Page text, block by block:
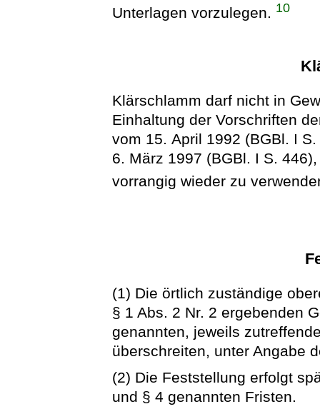
Unterlagen vorzulegen. 10
Klärschlamm darf nicht in
Einhaltung der Vorschriften
vom 15. April 1992 (BGBl. I
6. März 1997 (BGBl. I S.
vorrangig wieder zu
(1) Die örtlich zuständige
§ 1 Abs. 2 Nr. 2 ergebenden
genannten, jeweils
überschreiten, unter Angabe
(2) Die Feststellung erfolgt
und § 4 genannten Fristen.